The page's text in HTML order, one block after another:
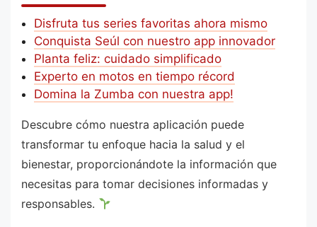
Disfruta tus series favoritas ahora mismo
Conquista Seúl con nuestro app innovador
Planta feliz: cuidado simplificado
Experto en motos en tiempo récord
Domina la Zumba con nuestra app!
Descubre cómo nuestra aplicación puede
transformar tu enfoque hacia la salud y el
bienestar, proporcionándote la información que
necesitas para tomar decisiones informadas y
responsables.